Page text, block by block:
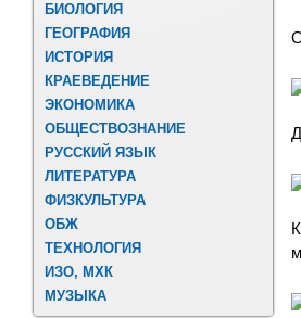
БИОЛОГИЯ
ГЕОГРАФИЯ
ИСТОРИЯ
КРАЕВЕДЕНИЕ
ЭКОНОМИКА
ОБЩЕСТВОЗНАНИЕ
РУССКИЙ ЯЗЫК
ЛИТЕРАТУРА
ФИЗКУЛЬТУРА
ОБЖ
ТЕХНОЛОГИЯ
ИЗО, МХК
МУЗЫКА